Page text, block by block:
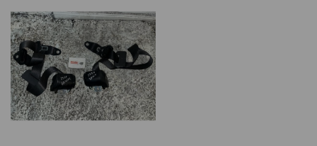
Passer
à
la
fin
de
la
galerie
d’images